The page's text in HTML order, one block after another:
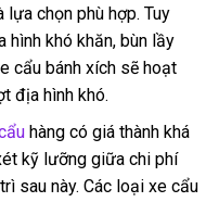
chọn phù hợp. Tuy
hình khó khăn, bùn lầy
cẩu bánh xích sẽ hoạt
địa hình khó.
hàng có giá thành khá
kỹ lưỡng giữa chi phí
sau này. Các loại xe cẩu